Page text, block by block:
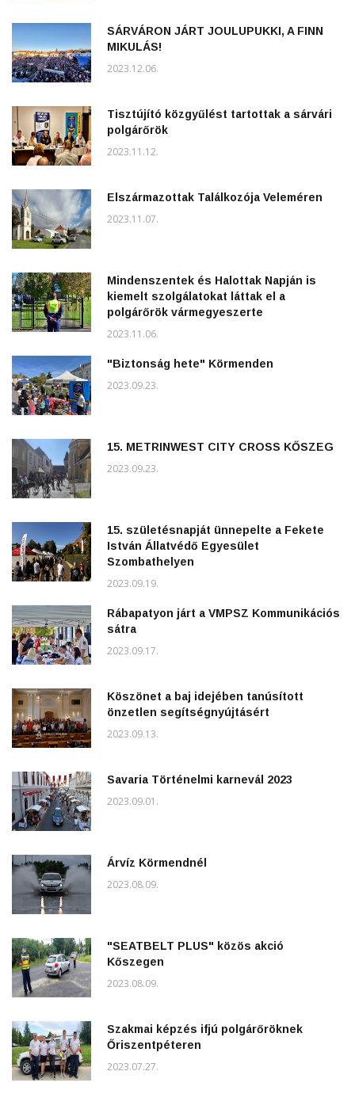
SÁRVÁRON JÁRT JOULUPUKKI, A FINN
MIKULÁS!
2023.12.06.
Tisztújító közgyűlést tartottak a sárvári
polgárőrök
2023.11.12.
Elszármazottak Találkozója Veleméren
2023.11.07.
Mindenszentek és Halottak Napján is
kiemelt szolgálatokat láttak el a
polgárőrök vármegyeszerte
2023.11.06.
"Biztonság hete" Körmenden
2023.09.23.
15. METRINWEST CITY CROSS KŐSZEG
2023.09.23.
15. születésnapját ünnepelte a Fekete
István Állatvédő Egyesület
Szombathelyen
2023.09.19.
Rábapatyon járt a VMPSZ Kommunikációs
sátra
2023.09.17.
Köszönet a baj idejében tanúsított
önzetlen segítségnyújtásért
2023.09.13.
Savaria Történelmi karnevál 2023
2023.09.01.
Árvíz Körmendnél
2023.08.09.
"SEATBELT PLUS" közös akció
Kőszegen
2023.08.09.
Szakmai képzés ifjú polgárőröknek
Őriszentpéteren
2023.07.27.